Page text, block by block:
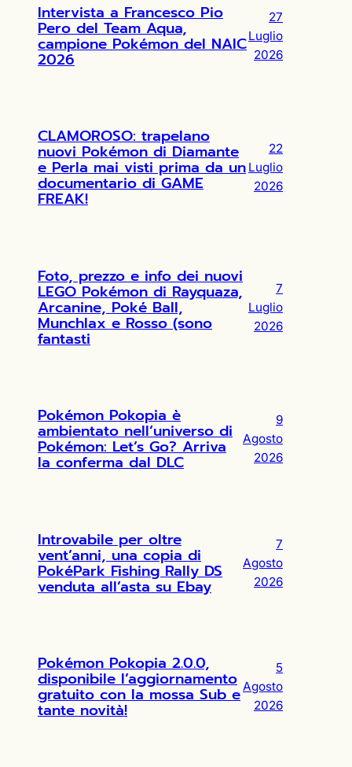
Intervista a Francesco Pio
Pero del Team Aqua,
campione Pokémon del NAIC
2026
27
Luglio
2026
CLAMOROSO: trapelano
nuovi Pokémon di Diamante
e Perla mai visti prima da un
documentario di GAME
FREAK!
22
Luglio
2026
Foto, prezzo e info dei nuovi
LEGO Pokémon di Rayquaza,
Arcanine, Poké Ball,
Munchlax e Rosso (sono
fantasti
7
Luglio
2026
Pokémon Pokopia è
ambientato nell’universo di
Pokémon: Let’s Go? Arriva
la conferma dal DLC
9
Agosto
2026
Introvabile per oltre
vent’anni, una copia di
PokéPark Fishing Rally DS
venduta all’asta su Ebay
7
Agosto
2026
Pokémon Pokopia 2.0.0,
disponibile l’aggiornamento
gratuito con la mossa Sub e
tante novità!
5
Agosto
2026